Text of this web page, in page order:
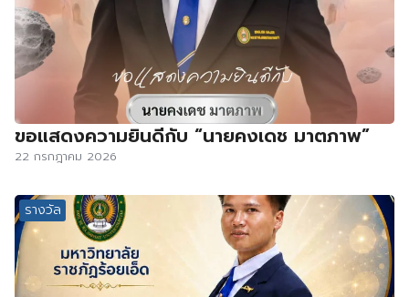
ขอแสดงความยินดีกับ “นายคงเดช มาตภาพ”
22 กรกฎาคม 2026
รางวัล